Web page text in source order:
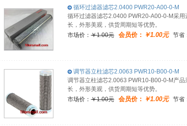
循环过滤器滤芯2.0400 PWR20-A00-0-M
循环过滤器滤芯2.0400 PWR20-A00-0-M采
长，外形美观，供货周期短等优势。
市场价： ￥1.00元 会员价： ￥1.00元节省
调节器立柱滤芯2.0063 PWR10-B00-0-M
调节器立柱滤芯2.0063 PWR10-B00-0-M产
长，外形美观，供货周期短等优势。
市场价： ￥1.00元 会员价： ￥1.00元节省